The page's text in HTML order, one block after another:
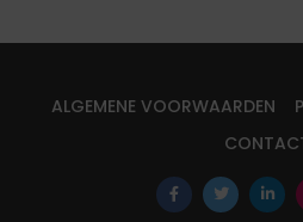
ALGEMENE VOORWAARDEN